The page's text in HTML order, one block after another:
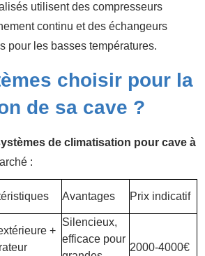
utilisent des compresseurs
continu et des échangeurs
pour les basses températures.
choisir pour la
de sa cave ?
de climatisation pour cave à
:
Avantages Prix indicatif
+
Silencieux,
efficace pour
2000-4000€